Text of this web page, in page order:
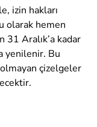
izin hakları
olarak hemen
31 Aralık’a kadar
yenilenir. Bu
çizelgeler